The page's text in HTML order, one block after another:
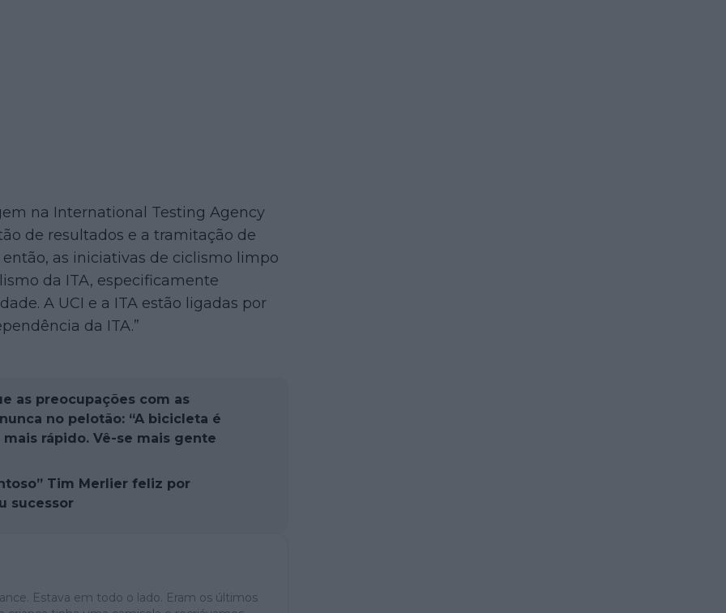
na International Testing Agency
de resultados e a tramitação de
as iniciativas de ciclismo limpo
da ITA, especificamente
A UCI e a ITA estão ligadas por
da ITA.”
as preocupações com as
no pelotão: “A bicicleta é
rápido. Vê-se mais gente
Tim Merlier feliz por
sucessor
Estava em todo o lado. Eram os últimos